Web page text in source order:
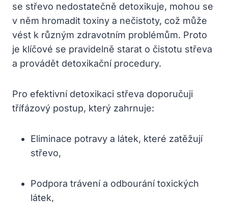
se střevo nedostatečně detoxikuje, mohou se
v něm hromadit toxiny a nečistoty, což může
vést k různým zdravotním problémům. Proto
je klíčové se pravidelně starat o čistotu střeva
a provádět detoxikační procedury.
Pro efektivní detoxikaci střeva doporučuji
třífázový postup, který zahrnuje:
Eliminace potravy a látek, které zatěžují
střevo,
Podpora trávení a odbourání toxických
látek,